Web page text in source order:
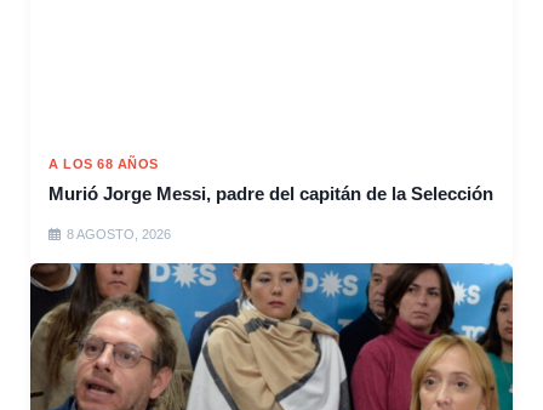
A LOS 68 AÑOS
Murió Jorge Messi, padre del capitán de la Selección
8 AGOSTO, 2026